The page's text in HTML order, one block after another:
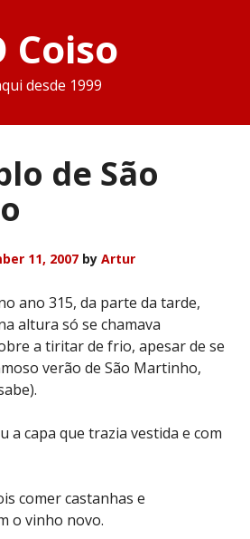
Coiso
desde 1999
de São
11, 2007 by Artur
ano 315, da parte da tarde,
altura só se chamava
a tiritar de frio, apesar de se
verão de São Martinho,
a capa que trazia vestida e com
comer castanhas e
o vinho novo.